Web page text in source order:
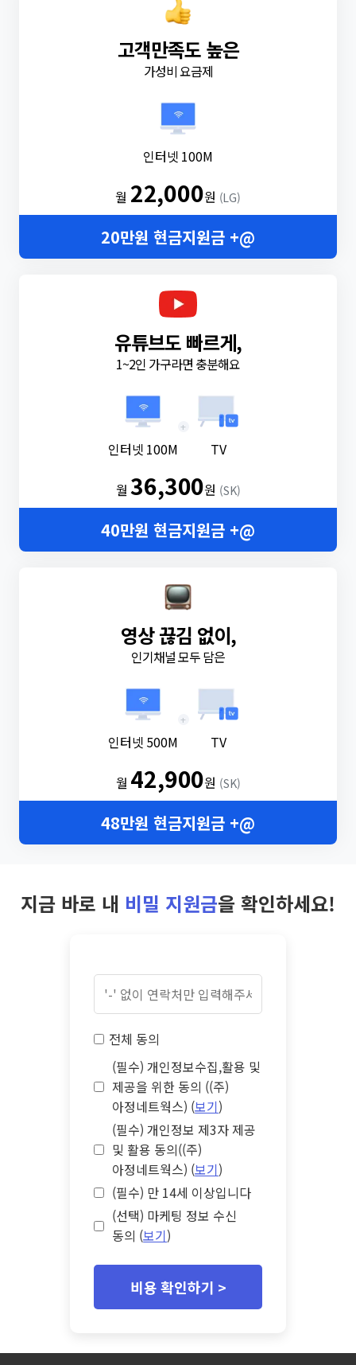
고객만족도 높은
가성비 요금제
인터넷 100M
월 22,000원 (LG)
20만원 현금지원금 +@
유튜브도 빠르게,
1~2인 가구라면 충분해요
인터넷 100M
+
TV
월36,300원 (SK)
40만원 현금지원금 +@
영상 끊김 없이,
인기채널 모두 담은
인터넷 500M
+
TV
월 42,900원 (SK)
48만원 현금지원금 +@
지금 바로 내 비밀 지원금을 확인하세요!
전체 동의
(필수) 개인정보수집,활용 및
제공을 위한 동의 ((주)
아정네트웍스) (보기)
(필수) 개인정보 제3자 제공
및 활용 동의((주)
아정네트웍스) (보기)
(필수) 만 14세 이상입니다
(선택) 마케팅 정보 수신
동의 (보기)
비용 확인하기 >